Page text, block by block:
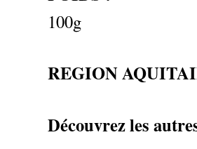
100g
REGION
Découvrez les